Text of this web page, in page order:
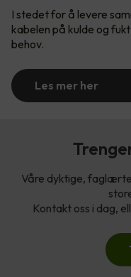
I stedet for å levere
kabelen på kulde og
behov.
Les mer her
Våre dyktige,
Kontakt oss i dag,